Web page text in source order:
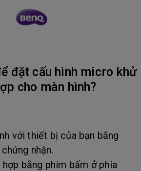
đặt cấu hình micro khử
cho màn hình?
với thiết bị của bạn bằng
nhận.
bằng phím bấm ở phía